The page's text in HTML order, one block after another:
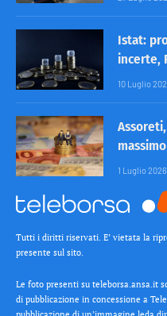
Istat:
incerte,
10 Luglio
1 Luglio 2026
Tutti i diritti riservati. E’ vietata la
presente sul sito.
Le foto presenti su teleborsa.ansa.it
di pubblicazione in concessione a